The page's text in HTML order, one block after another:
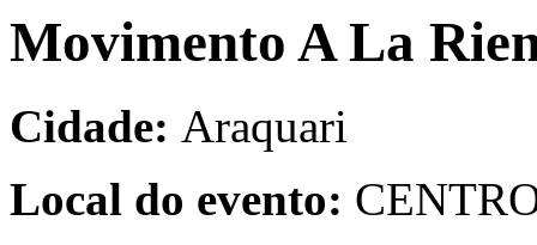
Movimento A La
Cidade: Araquari
Local do evento: